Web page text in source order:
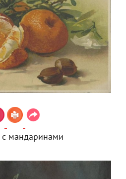
мандаринами